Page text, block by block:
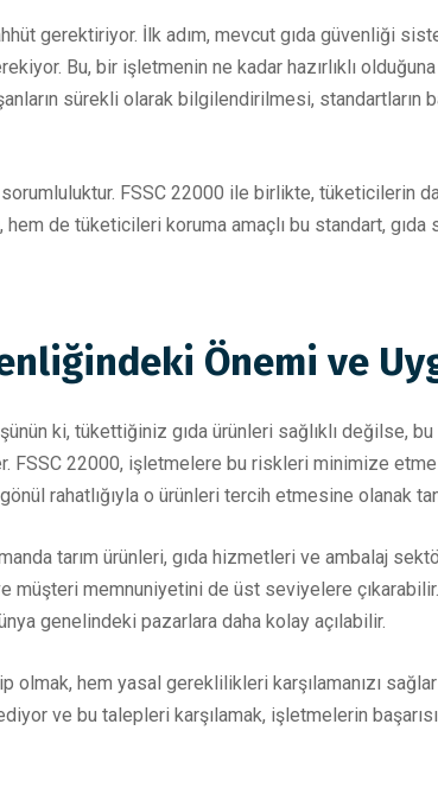
gerektiriyor. İlk adım, mevcut gıda güvenliği
Bu, bir işletmenin ne kadar hazırlıklı
sürekli olarak bilgilendirilmesi, standartların
FSSC 22000 ile birlikte, tüketicilerin
de tüketicileri koruma amaçlı bu standart,
Önemi ve
ki, tükettiğiniz gıda ürünleri sağlıklı değilse,
FSSC 22000, işletmelere bu riskleri minimize
rahatlığıyla o ürünleri tercih etmesine olanak
tarım ürünleri, gıda hizmetleri ve ambalaj
memnuniyetini de üst seviyelere
genelindeki pazarlara daha kolay açılabilir.
hem yasal gereklilikleri karşılamanızı sağlar
ve bu talepleri karşılamak, işletmelerin